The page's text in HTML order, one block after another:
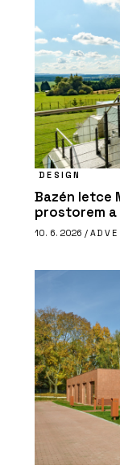
DESIGN
Bazén letce
prostorem
10. 6. 2026 /